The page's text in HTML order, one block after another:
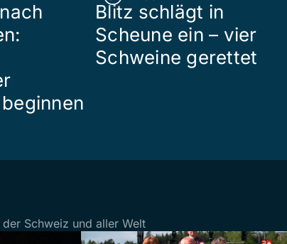
Blitz schlägt in
Scheune ein – vier
Schweine gerettet
Schweiz und aller Welt